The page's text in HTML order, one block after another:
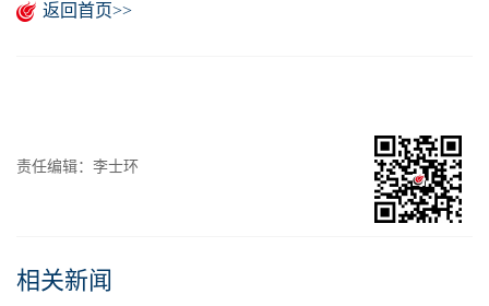
返回首页>>
责任编辑：李士环
相关新闻